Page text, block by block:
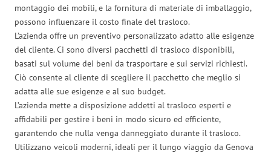
montaggio dei mobili, e la fornitura di materiale di imballaggio,
possono influenzare il costo finale del trasloco.
L’azienda offre un preventivo personalizzato adatto alle esigenze
del cliente. Ci sono diversi pacchetti di trasloco disponibili,
basati sul volume dei beni da trasportare e sui servizi richiesti.
Ciò consente al cliente di scegliere il pacchetto che meglio si
adatta alle sue esigenze e al suo budget.
L’azienda mette a disposizione addetti al trasloco esperti e
affidabili per gestire i beni in modo sicuro ed efficiente,
garantendo che nulla venga danneggiato durante il trasloco.
Utilizzano veicoli moderni, ideali per il lungo viaggio da Genova